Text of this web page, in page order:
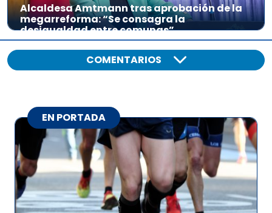
Alcaldesa Amtmann tras aprobación de la
megarreforma: “Se consagra la
desigualdad entre comunas”
COMENTARIOS
EN PORTADA